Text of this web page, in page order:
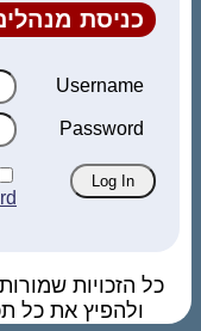
כניסת
Username
Password
כל הזכויות
ולהפיץ את כל